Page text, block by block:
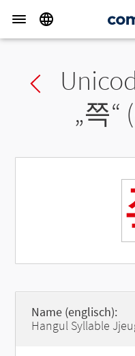
Previous char
„쯕“
Name (englisch):
Hangul Syllable